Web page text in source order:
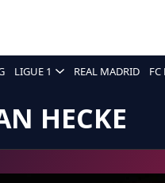
LIGUE 1 REAL MADRID FC
HECKE